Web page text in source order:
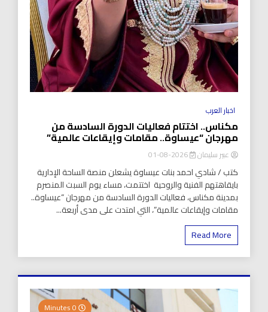
اخبار العرب
مكناس.. اختتام فعاليات الدورة السادسة من
مهرجان “عيساوة.. مقامات وإيقاعات عالمية”
عبير سليمان 2026-08-01
كتب / شادي احمد بنات عيساوة يشعلن منصة الساحة الإدارية
بايقاهتهم الفنية والروحية اختتمت، مساء يوم السبت المنصرم
بمدينة مكناس، فعاليات الدورة السادسة من مهرجان “عيساوة..
مقامات وإيقاعات عالمية”، التي امتدت على مدى أربعة...
Read More